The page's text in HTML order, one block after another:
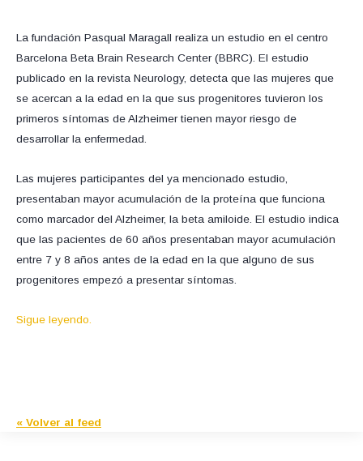
La fundación Pasqual Maragall realiza un estudio en el centro
Barcelona Beta Brain Research Center (BBRC). El estudio
publicado en la revista Neurology, detecta que las mujeres que
se acercan a la edad en la que sus progenitores tuvieron los
primeros síntomas de Alzheimer tienen mayor riesgo de
desarrollar la enfermedad.
Las mujeres participantes del ya mencionado estudio,
presentaban mayor acumulación de la proteína que funciona
como marcador del Alzheimer, la beta amiloide. El estudio indica
que las pacientes de 60 años presentaban mayor acumulación
entre 7 y 8 años antes de la edad en la que alguno de sus
progenitores empezó a presentar síntomas.
Sigue leyendo.
« Volver al feed